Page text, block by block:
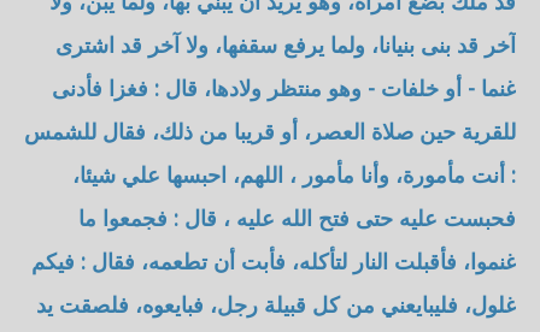
آخر قد بنى بنيانا، ولما يرفع سقفها، ولا آخر قد اشترى
غنما - أو خلفات - وهو منتظر ولادها، قال : فغزا فأدنى
للقرية حين صلاة العصر، أو قريبا من ذلك، فقال للشمس
: أنت مأمورة، وأنا مأمور ، اللهم، احبسها علي شيئا،
فحبست عليه حتى فتح الله عليه ، قال : فجمعوا ما
غنموا، فأقبلت النار لتأكله، فأبت أن تطعمه، فقال : فيكم
غلول، فليبايعني من كل قبيلة رجل، فبايعوه، فلصقت يد